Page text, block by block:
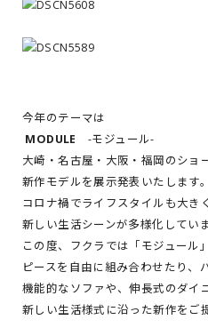
今年のテーマは
MODULE -モジュール-
大崎・名古屋・大阪・福岡のショ
新作モデルを展示発表いたします。
コロナ禍でライフスタイルも大き
新しい生活シーンが多様化していま
この度、フクラでは「モジュール
ピースを自由に組み合わせたり、
機能的なソファや、伸長式のダイ
新しい生活様式に沿った新作をご